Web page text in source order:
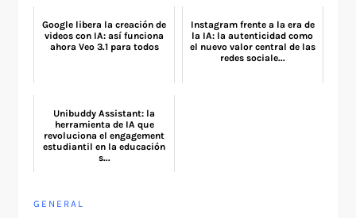
Google libera la creación de
videos con IA: así funciona
ahora Veo 3.1 para todos
Instagram frente a la era de
la IA: la autenticidad como
el nuevo valor central de las
redes sociale...
Unibuddy Assistant: la
herramienta de IA que
revoluciona el engagement
estudiantil en la educación
s...
GENERAL